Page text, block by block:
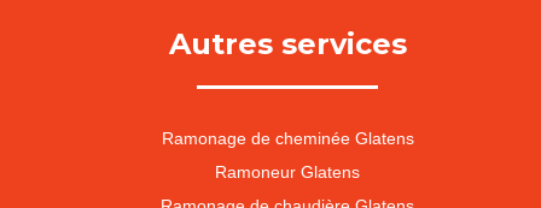
Autres services
Ramonage de cheminée Glatens
Ramoneur Glatens